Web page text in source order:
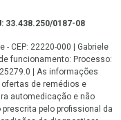
33.438.250/0187-08
- CEP: 22220-000 | Gabriele
funcionamento: Processo:
| As informações
de remédios e
automedicação e não
pelo profissional da